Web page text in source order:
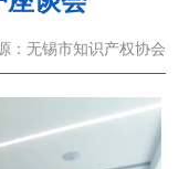
：无锡市知识产权协会